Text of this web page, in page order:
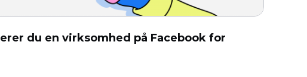
du en virksomhed på Facebook for